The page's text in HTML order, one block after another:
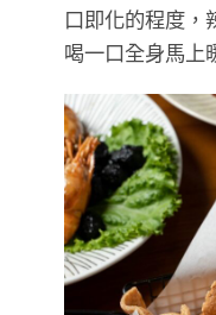
口即化的程度，
喝一口全身馬上